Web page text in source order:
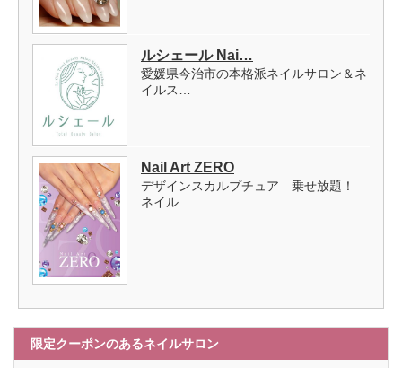
ルシェール Nai…
愛媛県今治市の本格派ネイルサロン＆ネ
イルス…
Nail Art ZERO
デザインスカルプチュア 乗せ放題！
ネイル…
限定クーポンのあるネイルサロン